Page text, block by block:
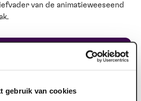
gebruik van cookies
van de animatieweeseend